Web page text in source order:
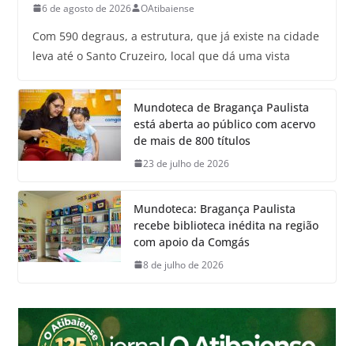
6 de agosto de 2026 OAtibaiense
Com 590 degraus, a estrutura, que já existe na cidade
leva até o Santo Cruzeiro, local que dá uma vista
Mundoteca de Bragança Paulista
está aberta ao público com acervo
de mais de 800 títulos
23 de julho de 2026
Mundoteca: Bragança Paulista
recebe biblioteca inédita na região
com apoio da Comgás
8 de julho de 2026